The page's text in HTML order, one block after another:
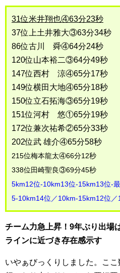
31位米井翔也④63分23秒
37位上土井雅大③63分34秒
86位古川 舜④64分24秒
120位山本裕二③64分49秒
147位西村 涼④65分17秒
149位横田大地④65分18秒
150位立石拓海③65分19秒
151位河村 悠①65分19秒
172位兼次祐希②65分33秒
202位武 雄介④65分58秒
215位梅本龍太④66分12秒
338位田崎聖良③69分45秒
5km12位-10km13位-15km13位-
5-10km14位／10km-15km12位／
チーム力急上昇！9年ぶり出場
ラインに近づき存在感示す
いやぁびっくりしました。こ